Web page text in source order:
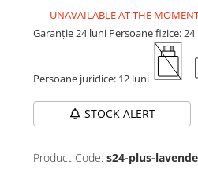
UNAVAILABLE AT THE
Garanție 24 luni Persoane fizice:
Persoane juridice: 12 luni
STOCK ALERT
Product Code: s24-plus-